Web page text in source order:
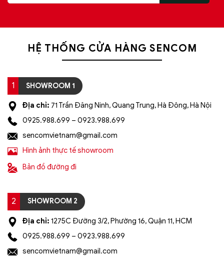
HỆ THỐNG CỬA HÀNG SENCOM
1 SHOWROOM 1
Địa chỉ: 71 Trần Đăng Ninh, Quang Trung, Hà Đông, Hà Nội
0925.988.699 – 0923.988.699
sencomvietnam@gmail.com
Hình ảnh thực tế showroom
Bản đồ đường đi
2 SHOWROOM 2
Địa chỉ: 1275C Đường 3/2, Phường 16, Quận 11, HCM
0925.988.699 – 0923.988.699
sencomvietnam@gmail.com